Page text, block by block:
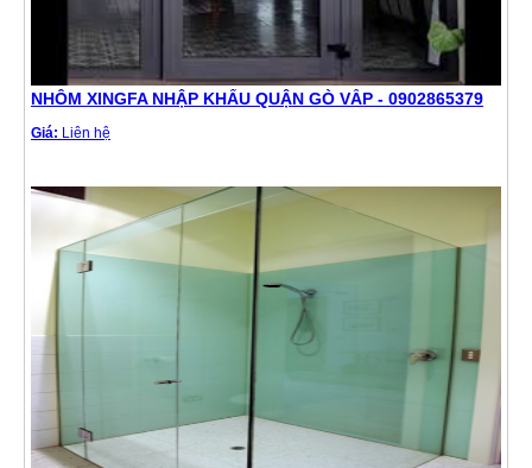
NHÔM XINGFA NHẬP KHẨU QUẬN GÒ VẤP - 0902865379
Giá: Liên hệ